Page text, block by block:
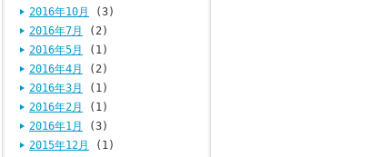
2016年10月
(3)
2016年7月
(2)
2016年5月
(1)
2016年4月
(2)
2016年3月
(1)
2016年2月
(1)
2016年1月
(3)
2015年12月
(1)